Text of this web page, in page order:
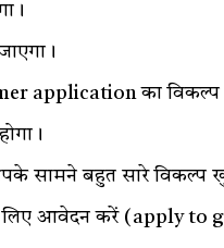
application का विकल्प
सामने बहुत सारे विकल्प
लिए आवेदन करें (apply to